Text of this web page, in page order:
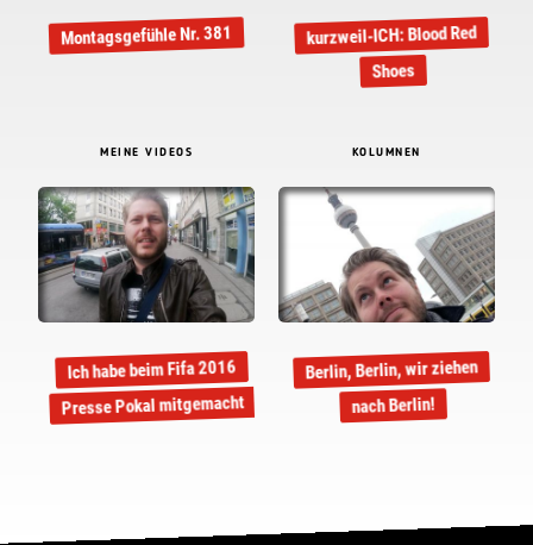
Montagsgefühle Nr. 381 kurzweil-ICH: Blood Red
Shoes
MEINE VIDEOS
Ich habe beim Fifa 2016
Presse Pokal mitgemacht
KOLUMNEN
Berlin, Berlin, wir ziehen
nach Berlin!